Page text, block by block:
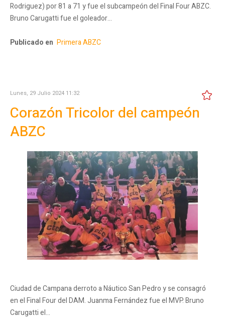
Rodriguez) por 81 a 71 y fue el subcampeón del Final Four ABZC.
Bruno Carugatti fue el goleador…
Publicado en Primera ABZC
Lunes, 29 Julio 2024 11:32
Corazón Tricolor del campeón
ABZC
Ciudad de Campana derroto a Náutico San Pedro y se consagró
en el Final Four del DAM. Juanma Fernández fue el MVP. Bruno
Carugatti el…